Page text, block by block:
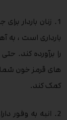
1. زنان باردار
بارداری است ، به
های قرمز خون شما
کمک کند.
2. انبه به وفور